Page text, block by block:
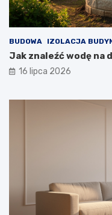
BUDOWA IZOLACJA
Jak znaleźć wodę na
16 lipca 2026